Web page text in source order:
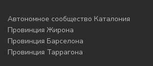
Автономное сообщество Каталония
Провинция Жирона
Провинция Барселона
Провинция Таррагона